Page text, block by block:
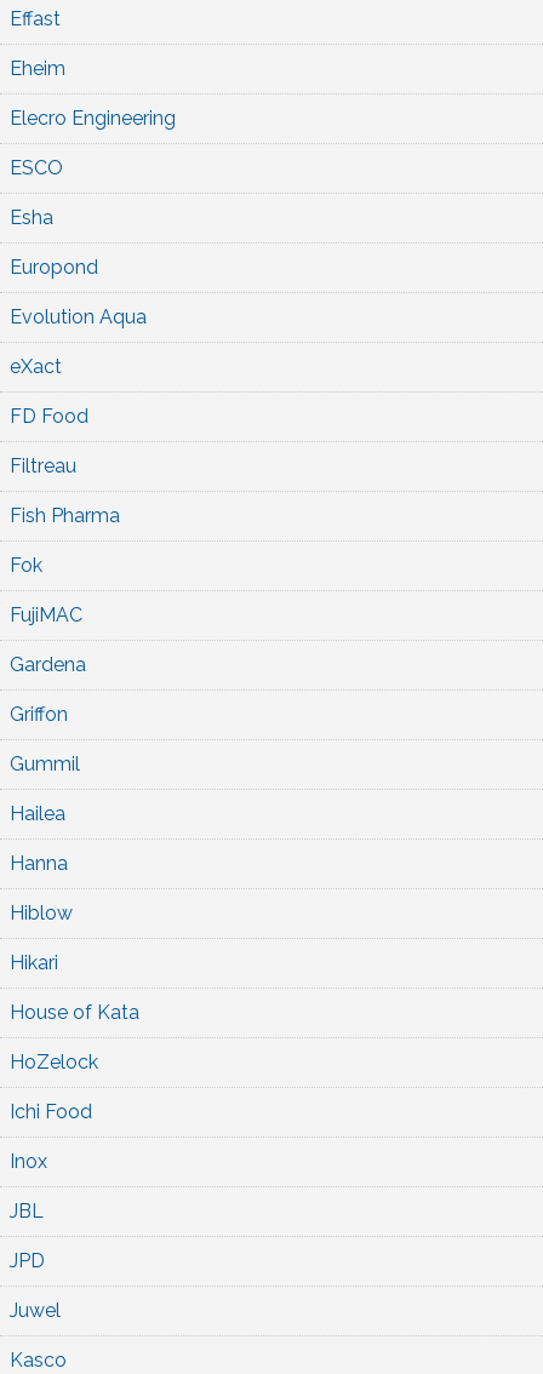
Effast
Eheim
Elecro Engineering
ESCO
Esha
Europond
Evolution Aqua
eXact
FD Food
Filtreau
Fish Pharma
Fok
FujiMAC
Gardena
Griffon
Gummil
Hailea
Hanna
Hiblow
Hikari
House of Kata
HoZelock
Ichi Food
Inox
JBL
JPD
Juwel
Kasco